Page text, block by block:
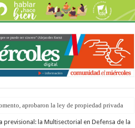
aprobaron la ley de propiedad privada
previsional: la Multisectorial en Defensa de la